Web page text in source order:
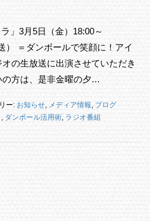
」3月5日（金）18:00～
） ＝ダンボールで笑顔に！アイ
の生放送に出演させていただき
の方は、是非金曜の夕…
ー: お知らせ, メディア情報,ブログ
, ダンボール活用術, ラジオ番組